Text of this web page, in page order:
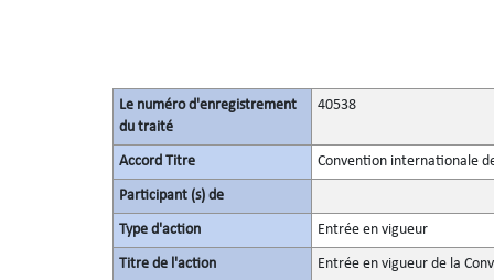
Le numéro d'enregistrement
du traité
40538
Accord Titre Convention internationale
Participant (s) de
Type d'action Entrée en vigueur
Titre de l'action Entrée en vigueur de la